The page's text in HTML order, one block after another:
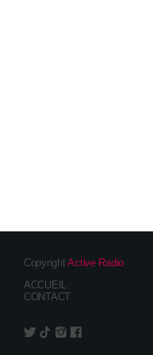
CopyrightActive Radio
ACCUEIL
CONTACT